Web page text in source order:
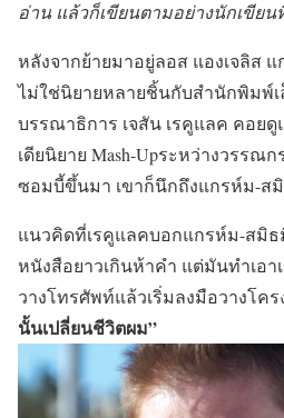
อ่าน แล้วก็เขียนตามอย่างนักเขียน
หลังจากย้ายมาอยู่ลอส แองเจลิส
ไม่ใช่นิยายหลายชิ้นกับสำนักพิมพ์เ
บรรณาธิการ เจสัน เรคูแลค คอยดู
เดียนิยาย Mash-Upระหว่างวรรณ
ซอมบี้ขึ้นมา เขาก็นึกถึงแกรห์ม-ส
แนวคิดที่เรคูแลคบอกแกรห์ม-สมิธ
หนังสือยาวเกินห้าคำ แต่มันทำเอ
วางโทรศัพท์แล้วเริ่มลงมือวางโคร
นั้นเปลี่ยนชีวิตผม”